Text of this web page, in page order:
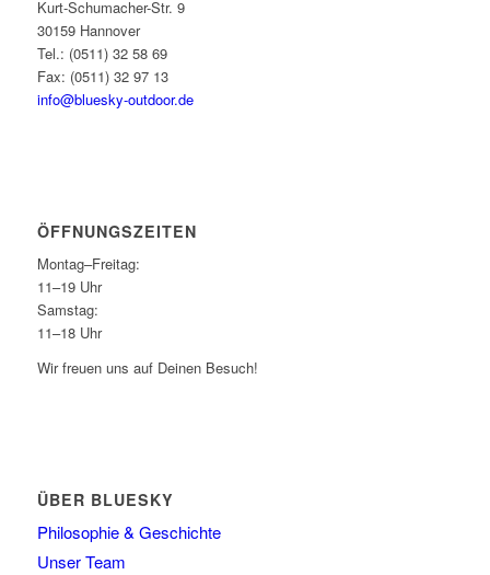
Kurt-Schumacher-Str. 9
30159 Hannover
Tel.: (0511) 32 58 69
Fax: (0511) 32 97 13
info@bluesky-outdoor.de
ÖFFNUNGS­ZEITEN
Montag–Freitag:
11–19 Uhr
Samstag:
11–18 Uhr
Wir freuen uns auf Deinen Besuch!
ÜBER BLUESKY
Philosophie & Geschichte
Unser Team